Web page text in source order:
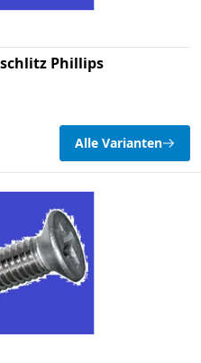
Phillips
Alle Varianten